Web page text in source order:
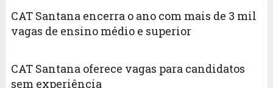
CAT Santana encerra o ano com mais de 3 mil
vagas de ensino médio e superior
CAT Santana oferece vagas para candidatos
sem experiência